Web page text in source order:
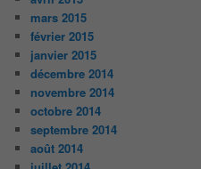
mars 2015
février 2015
janvier 2015
décembre 2014
novembre 2014
octobre 2014
septembre 2014
août 2014